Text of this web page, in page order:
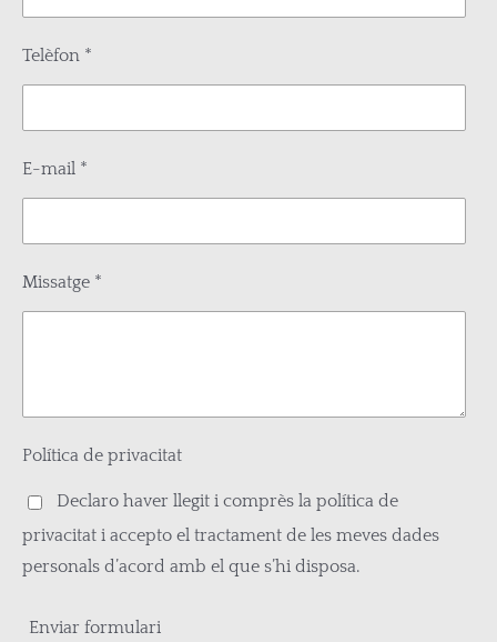
Telèfon *
E-mail *
Missatge *
Política de privacitat
Declaro haver llegit i comprès la política de
privacitat i accepto el tractament de les meves dades
personals d’acord amb el que s’hi disposa.
Enviar formulari